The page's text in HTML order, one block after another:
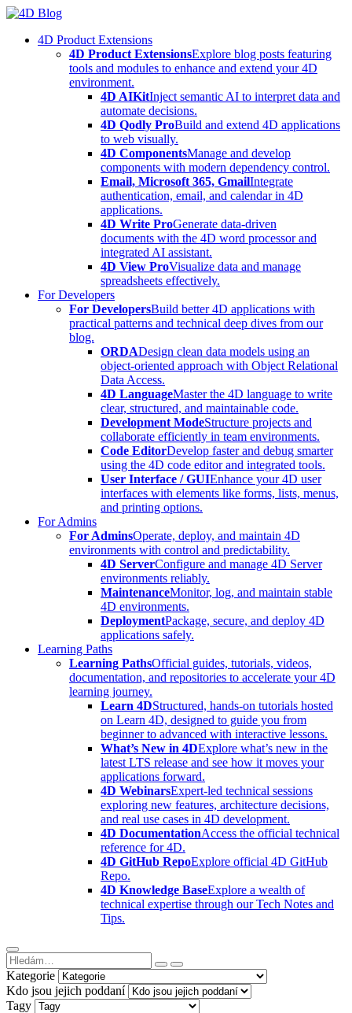
Skip
content4D Product Extensions
4D Product ExtensionsExplore blog posts featuring
tools and modules to enhance and extend your 4D
environment.
4D AIKitInject semantic AI to interpret data and
automate decisions.
4D Qodly ProBuild and extend 4D applications
to web visually.
4D ComponentsManage and develop
components with modern dependency control.
Email, Microsoft 365, GmailIntegrate
authentication, email, and calendar in 4D
applications.
4D Write ProGenerate data-driven
documents with the 4D word processor and
integrated AI assistant.
4D View ProVisualize data and manage
spreadsheets effectively.
For Developers
For DevelopersBuild better 4D applications with
practical patterns and technical deep dives from our
blog.
ORDADesign clean data models using an
object-oriented approach with Object Relational
Data Access.
4D LanguageMaster the 4D language to write
clear, structured, and maintainable code.
Development ModeStructure projects and
collaborate efficiently in team environments.
Code EditorDevelop faster and debug smarter
using the 4D code editor and integrated tools.
User Interface / GUIEnhance your 4D user
interfaces with elements like forms, lists, menus,
and printing options.
For Admins
For AdminsOperate, deploy, and maintain 4D
environments with control and predictability.
4D ServerConfigure and manage 4D Server
environments reliably.
MaintenanceMonitor, log, and maintain stable
4D environments.
DeploymentPackage, secure, and deploy 4D
applications safely.
Learning Paths
Learning PathsOfficial guides, tutorials, videos,
documentation, and repositories to accelerate your 4D
learning journey.
Learn 4DStructured, hands-on tutorials hosted
on Learn 4D, designed to guide you from
beginner to advanced with interactive lessons.
What’s New in 4DExplore what’s new in the
latest LTS release and see how it moves your
applications forward.
4D WebinarsExpert-led technical sessions
exploring new features, architecture decisions,
and real use cases in 4D development.
4D DocumentationAccess the official technical
reference for 4D.
4D GitHub RepoExplore official 4D GitHub
Repo.
4D Knowledge BaseExplore a wealth of
technical expertise through our Tech Notes and
Tips.
Kategorie
Kdo jsou jejich poddaní
Tagy